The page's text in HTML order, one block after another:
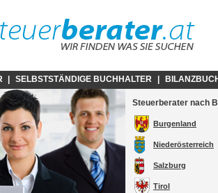
SELBSTSTÄNDIGE BUCHHALTER
Steuerberater nach
Burgenland
Niederösterreich
Salzburg
Tirol